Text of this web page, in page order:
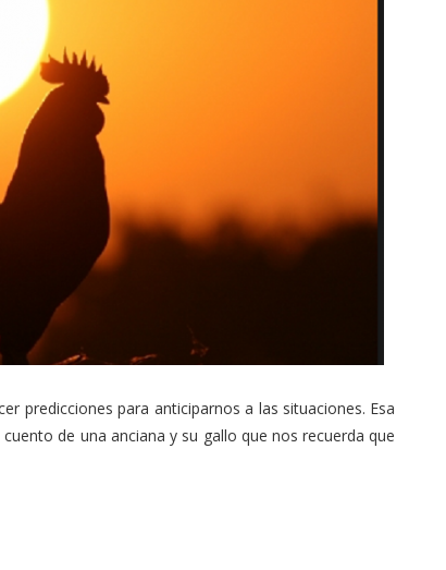
predicciones para anticiparnos a las situaciones. Esa
de una anciana y su gallo que nos recuerda que